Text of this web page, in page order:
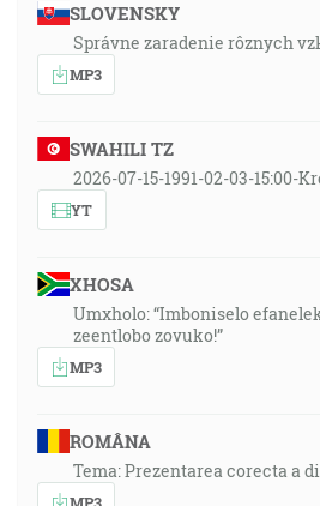
SLOVENSKY
Správne zaradenie rôznych
MP3
SWAHILI TZ
2026-07-15-1991-02-03-15:00-
YT
XHOSA
Umxholo: “Imboniselo
zeentlobo zovuko!”
MP3
ROMÂNA
Tema: Prezentarea corecta a